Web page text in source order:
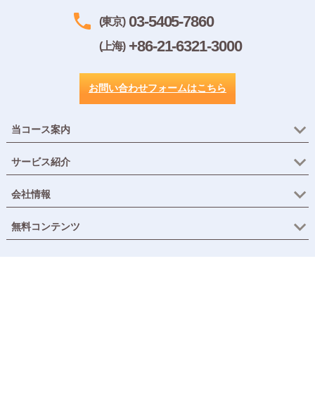
(東京)03-5405-7860
(上海)+86-21-6321-3000
お問い合わせフォームはこちら
当コース案内
サービス紹介
会社情報
無料コンテンツ